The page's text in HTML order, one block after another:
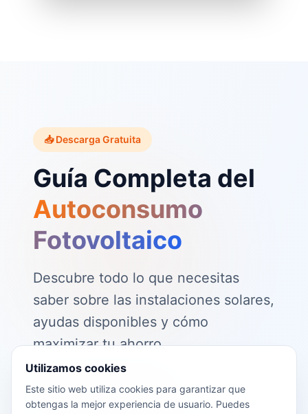
📥 Descarga Gratuita
Guía Completa del
Autoconsumo
Fotovoltaico
Descubre todo lo que necesitas
saber sobre las instalaciones solares,
ayudas disponibles y cómo
maximizar tu ahorro.
📖 Contenido de la guía:
Utilizamos cookies
Este sitio web utiliza cookies para garantizar que
obtengas la mejor experiencia de usuario. Puedes